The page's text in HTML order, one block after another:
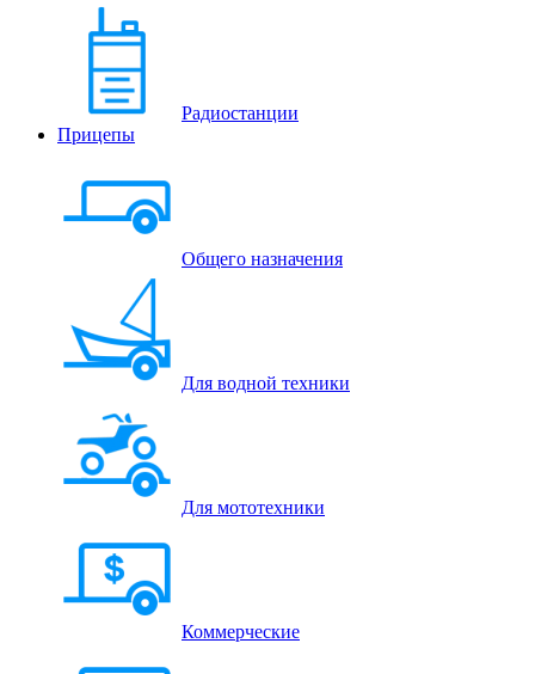
Радиостанции
Прицепы
Общего назначения
Для водной техники
Для мототехники
Коммерческие